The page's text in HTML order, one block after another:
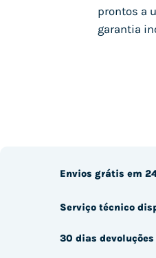
prontos a
garantia
Envios grátis em
Serviço técnico
30 dias